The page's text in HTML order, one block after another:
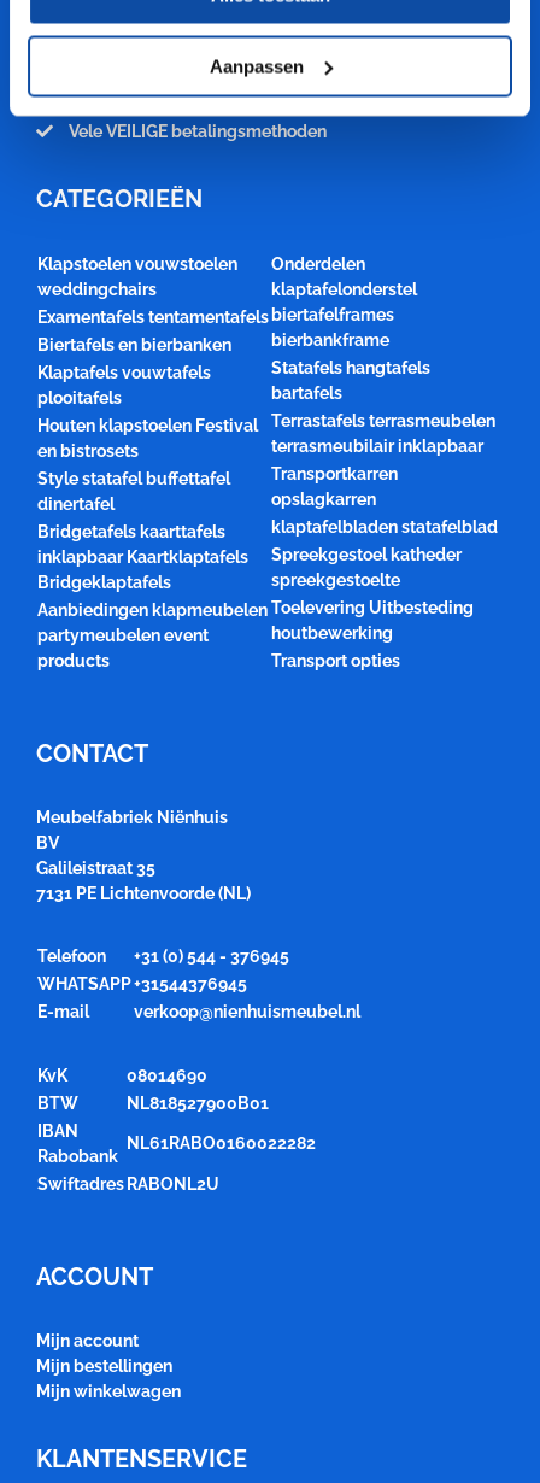
Aanpassen
Maatwerk mogelijk
Mooie aanbiedingen klapmeubelen
Gratis verzending vanaf € 2250,-
Vele VEILIGE betalingsmethoden
CATEGORIEËN
Klapstoelen vouwstoelen
weddingchairs
Examentafels tentamentafels
Biertafels en bierbanken
Klaptafels vouwtafels
plooitafels
Houten klapstoelen Festival
en bistrosets
Style statafel buffettafel
dinertafel
Bridgetafels kaarttafels
inklapbaar Kaartklaptafels
Bridgeklaptafels
Aanbiedingen klapmeubelen
partymeubelen event
products
Onderdelen
klaptafelonderstel
biertafelframes
bierbankframe
Statafels hangtafels
bartafels
Terrastafels terrasmeubelen
terrasmeubilair inklapbaar
Transportkarren
opslagkarren
klaptafelbladen statafelblad
Spreekgestoel katheder
spreekgestoelte
Toelevering Uitbesteding
houtbewerking
Transport opties
CONTACT
Meubelfabriek Niënhuis
BV
Galileistraat 35
7131 PE Lichtenvoorde (NL)
Telefoon
+31 (0) 544 - 376945
WHATSAPP+31544376945
E-mail
verkoop@nienhuismeubel.nl
KvK
08014690
BTW
NL818527900B01
IBAN
Rabobank
NL61RABO0160022282
Swiftadres RABONL2U
ACCOUNT
Mijn account
Mijn bestellingen
Mijn winkelwagen
KLANTENSERVICE